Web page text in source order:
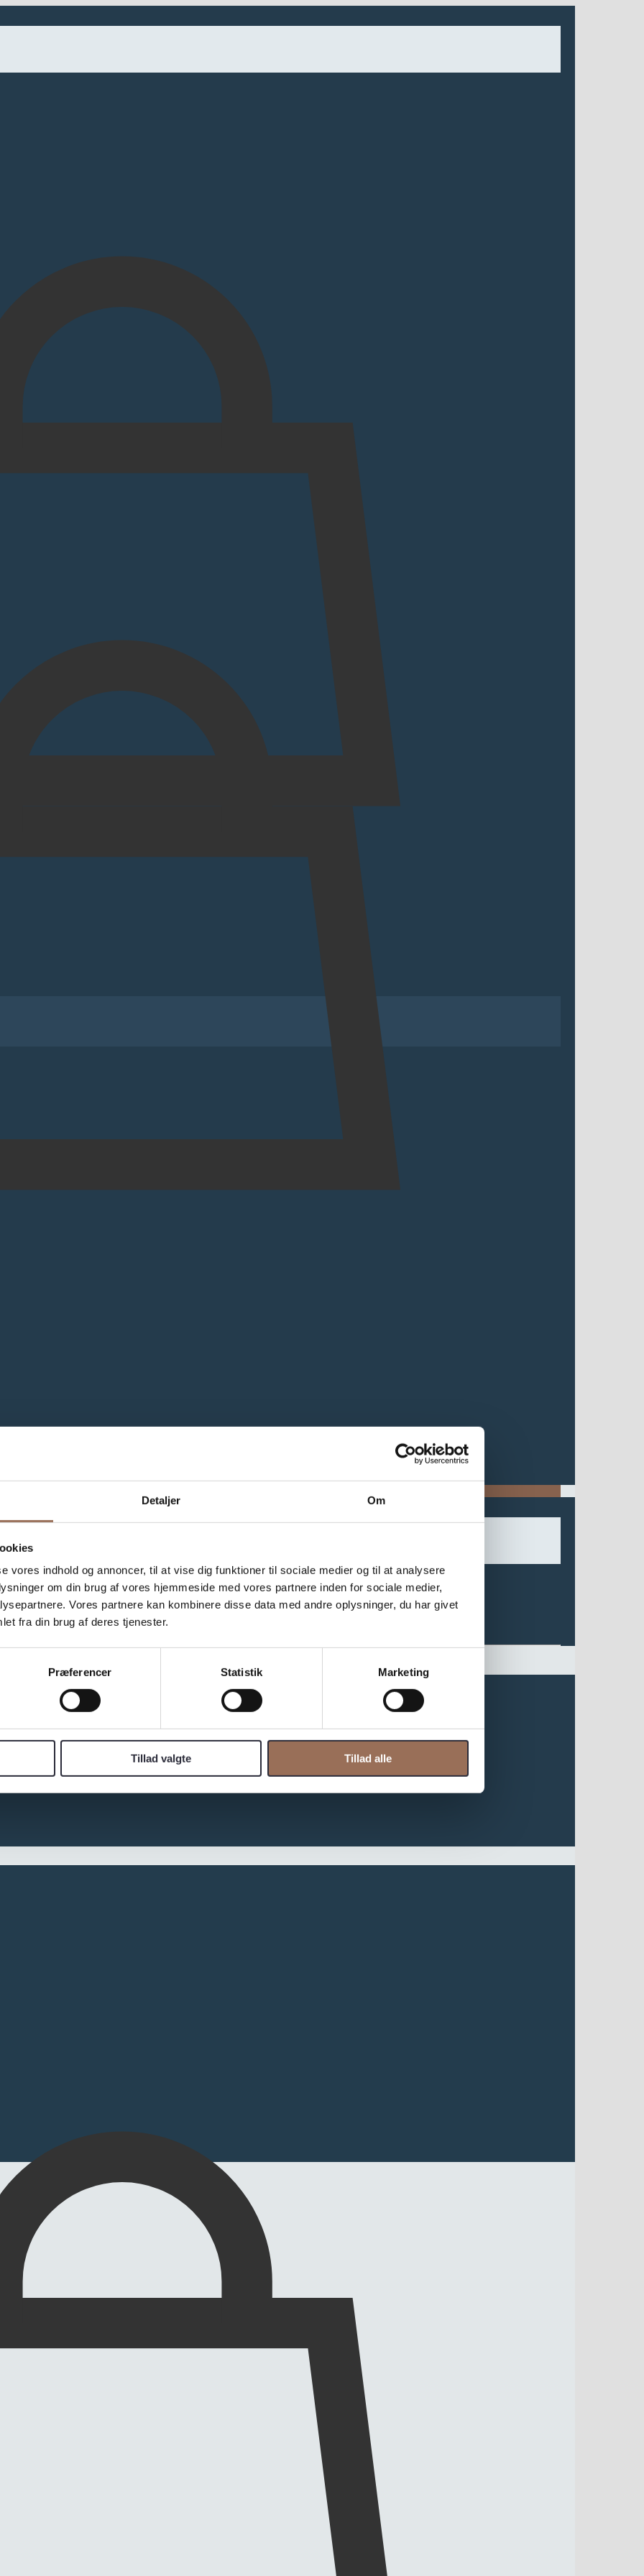
Detaljer Om
vores indhold og annoncer, til at vise dig funktioner til sociale medier og til at analysere
om din brug af vores hjemmeside med vores partnere inden for sociale medier,
Vores partnere kan kombinere disse data med andre oplysninger, du har givet
fra din brug af deres tjenester.
Præferencer Statistik Marketing
Tillad valgte Tillad alle